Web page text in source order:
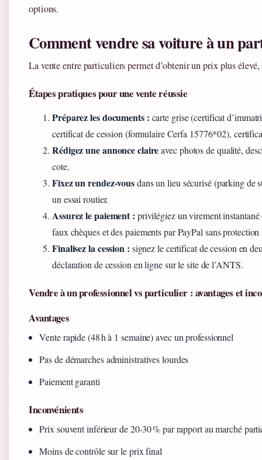
options.
Comment vendre sa voiture à un
La vente entre particuliers permet d’obtenir un prix plus
Étapes pratiques pour une vente réussie
Préparez les documents : carte grise (certificat
certificat de cession (formulaire Cerfa 15776*02),
Rédigez une annonce claireavec photos de qualité,
cote.
Fixez un rendez‑vousdans un lieu sécurisé (parking de
un essai routier.
Assurez le paiement : privilégiez un virement
faux chèques et des paiements par PayPal sans protection
Finalisez la cession : signez le certificat de cession en
déclaration de cession en ligne sur le site de l’ANTS.
Vendre à un professionnel vs particulier : avantages et
Avantages
Vente rapide (48 h à 1 semaine) avec un professionnel
Pas de démarches administratives lourdes
Paiement garanti
Inconvénients
Prix souvent inférieur de 20‑30 % par rapport au marché
Moins de contrôle sur le prix final